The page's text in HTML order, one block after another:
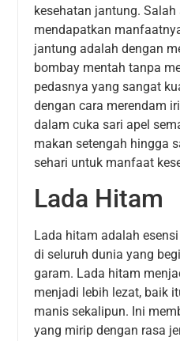
kesehatan jantung.
mendapatkan
jantung adalah dengan
bombay mentah tanpa
pedasnya yang sangat
dengan cara merendam
dalam cuka sari apel
makan setengah hingga
sehari untuk manfaat
Lada Hitam
Lada hitam adalah
di seluruh dunia yang
garam. Lada hitam
menjadi lebih lezat, baik
manis sekalipun. Ini
yang mirip dengan rasa